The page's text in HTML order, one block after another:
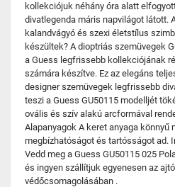
kollekciójuk néhány óra alatt
divatlegenda máris napvilágot látott.
kalandvágyó és szexi életstílus
készültek? A dioptriás szemüvegek
a Guess legfrissebb kollekciójának
számára készítve. Ez az elegáns
designer szemüvegek legfrissebb
teszi a Guess GU50115 modelljét
ovális és szív alakú arcformával
Alapanyagok A keret anyaga könnyű
megbízhatóságot és tartósságot ad.
Vedd meg a Guess GU50115 025
és ingyen szállítjuk egyenesen az
védőcsomagolásában .